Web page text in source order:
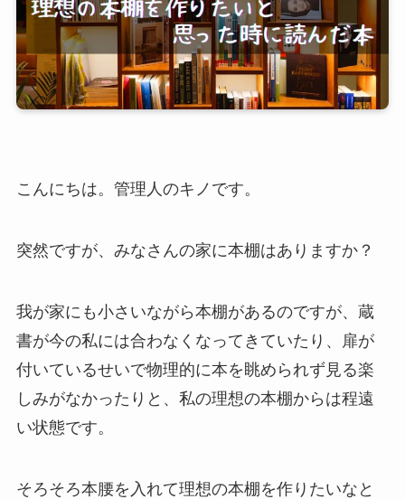
こんにちは。管理人のキノです。
突然ですが、みなさんの家に本棚はありますか？
我が家にも小さいながら本棚があるのですが、蔵
書が今の私には合わなくなってきていたり、扉が
付いているせいで物理的に本を眺められず見る楽
しみがなかったりと、私の理想の本棚からは程遠
い状態です。
そろそろ本腰を入れて理想の本棚を作りたいなと